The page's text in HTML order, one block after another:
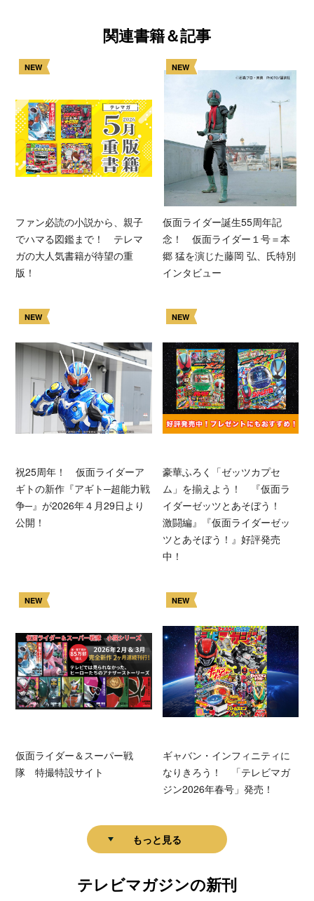
関連書籍＆記事
NEW
ファン必読の小説から、親子
でハマる図鑑まで！ テレマ
ガの大人気書籍が待望の重
版！
NEW
仮面ライダー誕生55周年記
念！ 仮面ライダー１号＝本
郷 猛を演じた藤岡 弘、氏特別
インタビュー
NEW
祝25周年！ 仮面ライダーア
ギトの新作『アギト─超能力戦
争─』が2026年４月29日より
公開！
NEW
豪華ふろく「ゼッツカプセ
ム」を揃えよう！ 『仮面ラ
イダーゼッツとあそぼう！
激闘編』『仮面ライダーゼッ
ツとあそぼう！』好評発売
中！
NEW
仮面ライダー＆スーパー戦
隊 特撮特設サイト
NEW
ギャバン・インフィニティに
なりきろう！ 「テレビマガ
ジン2026年春号」発売！
もっと見る
テレビマガジンの新刊